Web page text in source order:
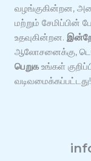
வழங்குகின்றன,
மற்றும் சேமிப்பின்
உதவுகின்றன.
ஆலோசனைக்கு,
பெறுக உங்கள்
வடிவமைக்கப்பட்டது!